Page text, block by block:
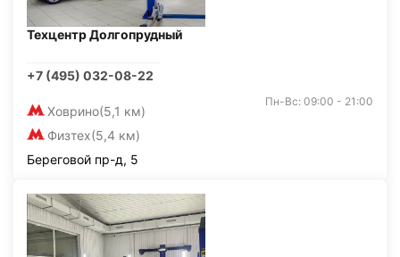
Техцентр Долгопрудный
+7 (495) 032-08-22
Ховрино(5,1 км)
Физтех(5,4 км)
Пн-Вс: 09:00 - 21:00
Береговой пр-д, 5